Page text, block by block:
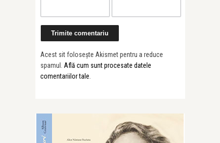
Acest sit folosește Akismet pentru a reduce
spamul. Află cum sunt procesate datele
comentariilor tale.